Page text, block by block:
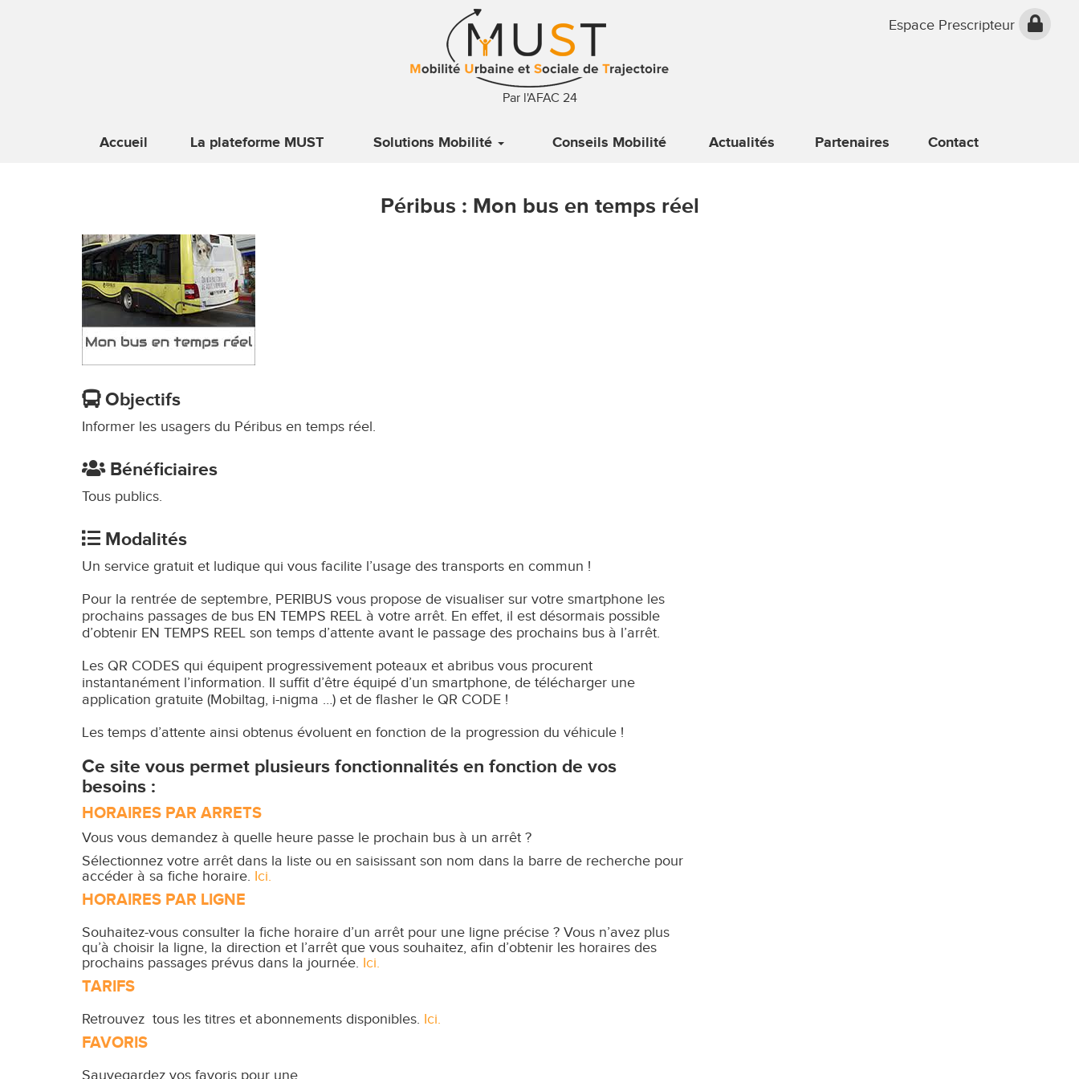
Par l'AFAC 24
Espace Prescripteur
Accueil La plateforme MUST Solutions Mobilité Conseils Mobilité Actualités Partenaires Contact
Péribus : Mon bus en temps réel
Objectifs
Informer les usagers du Péribus en temps réel.
Bénéficiaires
Tous publics.
Modalités
Un service gratuit et ludique qui vous facilite l’usage des transports en commun !
Pour la rentrée de septembre, PERIBUS vous propose de visualiser sur votre smartphone les
prochains passages de bus EN TEMPS REEL à votre arrêt. En effet, il est désormais possible
d’obtenir EN TEMPS REEL son temps d’attente avant le passage des prochains bus à l’arrêt.
Les QR CODES qui équipent progressivement poteaux et abribus vous procurent
instantanément l’information. Il suffit d’être équipé d’un smartphone, de télécharger une
application gratuite (Mobiltag, i-nigma …) et de flasher le QR CODE !
Les temps d’attente ainsi obtenus évoluent en fonction de la progression du véhicule !
Ce site vous permet plusieurs fonctionnalités en fonction de vos
besoins :
HORAIRES PAR ARRETS
Vous vous demandez à quelle heure passe le prochain bus à un arrêt ?
Sélectionnez votre arrêt dans la liste ou en saisissant son nom dans la barre de recherche pour
accéder à sa fiche horaire. Ici.
HORAIRES PAR LIGNE
Souhaitez-vous consulter la fiche horaire d’un arrêt pour une ligne précise ? Vous n’avez plus
qu’à choisir la ligne, la direction et l’arrêt que vous souhaitez, afin d’obtenir les horaires des
prochains passages prévus dans la journée. Ici.
TARIFS
Retrouvez tous les titres et abonnements disponibles. Ici.
FAVORIS
Sauvegardez vos favoris pour une